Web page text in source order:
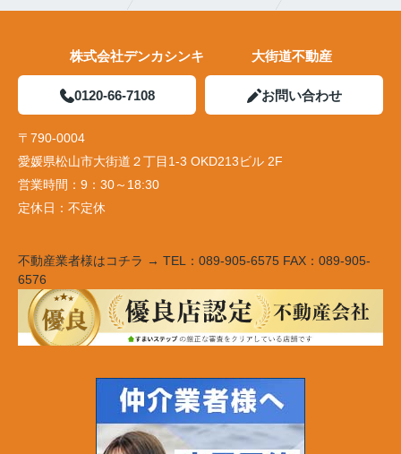
株式会社デンカシンキ 大街道不動産
0120-66-7108 お問い合わせ
〒790-0004
愛媛県松山市大街道２丁目1-3 OKD213ビル 2F
営業時間： 9：30～18:30
定休日： 不定休
不動産業者様はコチラ → TEL：089-905-6575 FAX：089-905-
6576